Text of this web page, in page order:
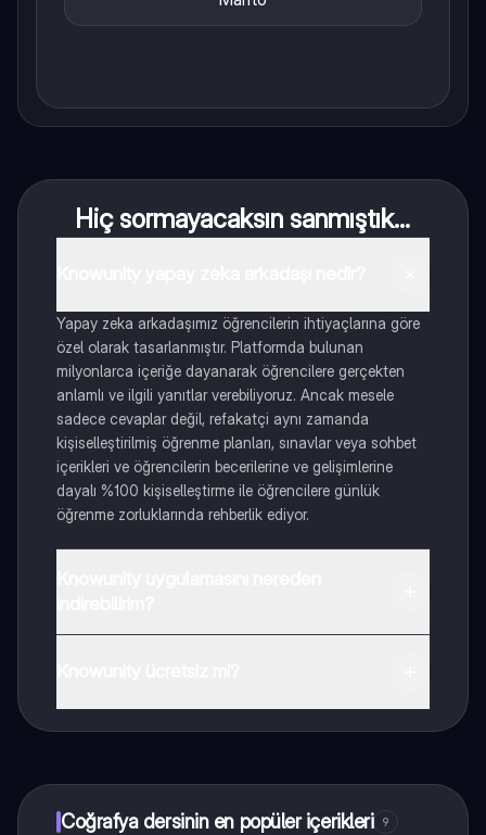
Hiç sormayacaksın sanmıştık...
Yapay zeka arkadaşımız öğrencilerin ihtiyaçlarına göre
özel olarak tasarlanmıştır. Platformda bulunan
milyonlarca içeriğe dayanarak öğrencilere gerçekten
anlamlı ve ilgili yanıtlar verebiliyoruz. Ancak mesele
sadece cevaplar değil, refakatçi aynı zamanda
kişiselleştirilmiş öğrenme planları, sınavlar veya sohbet
içerikleri ve öğrencilerin becerilerine ve gelişimlerine
dayalı %100 kişiselleştirme ile öğrencilere günlük
öğrenme zorluklarında rehberlik ediyor.
Coğrafya dersinin en popüler içerikleri 9